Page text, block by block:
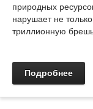
природных
нарушает не
триллионную
Подробнее